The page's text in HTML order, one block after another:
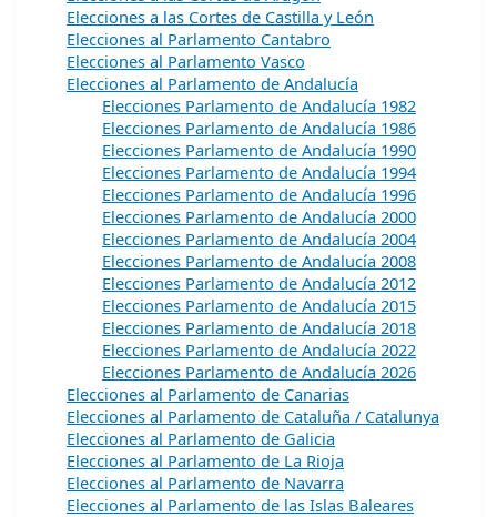
Elecciones a las Cortes de Castilla y León
Elecciones al Parlamento Cantabro
Elecciones al Parlamento Vasco
Elecciones al Parlamento de Andalucía
Elecciones Parlamento de Andalucía 1982
Elecciones Parlamento de Andalucía 1986
Elecciones Parlamento de Andalucía 1990
Elecciones Parlamento de Andalucía 1994
Elecciones Parlamento de Andalucía 1996
Elecciones Parlamento de Andalucía 2000
Elecciones Parlamento de Andalucía 2004
Elecciones Parlamento de Andalucía 2008
Elecciones Parlamento de Andalucía 2012
Elecciones Parlamento de Andalucía 2015
Elecciones Parlamento de Andalucía 2018
Elecciones Parlamento de Andalucía 2022
Elecciones Parlamento de Andalucía 2026
Elecciones al Parlamento de Canarias
Elecciones al Parlamento de Cataluña / Catalunya
Elecciones al Parlamento de Galicia
Elecciones al Parlamento de La Rioja
Elecciones al Parlamento de Navarra
Elecciones al Parlamento de las Islas Baleares